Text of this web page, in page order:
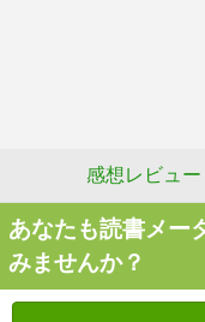
感想レビュー
あなたも読書メー
みませんか？